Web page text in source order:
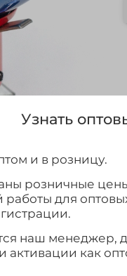
Узнать
и в розницу.
розничные
работы для
наш менеджер,
как